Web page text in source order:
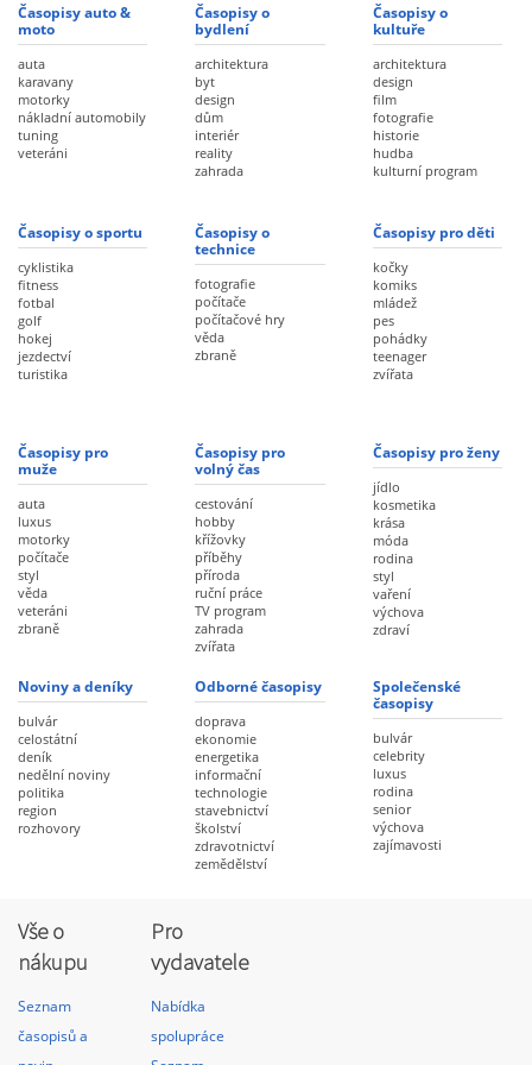
Časopisy auto &
moto
auta
karavany
motorky
nákladní automobily
tuning
veteráni
Časopisy o
bydlení
architektura
byt
design
dům
interiér
reality
zahrada
Časopisy o
kultuře
architektura
design
film
fotografie
historie
hudba
kulturní program
Časopisy o sportu
cyklistika
fitness
fotbal
golf
hokej
jezdectví
turistika
Časopisy o
technice
fotografie
počítače
počítačové hry
věda
zbraně
Časopisy pro děti
kočky
komiks
mládež
pes
pohádky
teenager
zvířata
Časopisy pro
muže
auta
luxus
motorky
počítače
styl
věda
veteráni
zbraně
Časopisy pro
volný čas
cestování
hobby
křížovky
příběhy
příroda
ruční práce
TV program
zahrada
zvířata
Časopisy pro ženy
jídlo
kosmetika
krása
móda
rodina
styl
vaření
výchova
zdraví
Noviny a deníky
bulvár
celostátní
deník
nedělní noviny
politika
region
rozhovory
Odborné časopisy
doprava
ekonomie
energetika
informační
technologie
stavebnictví
školství
zdravotnictví
zemědělství
Společenské
časopisy
bulvár
celebrity
luxus
rodina
senior
výchova
zajímavosti
Vše o
nákupu
Seznam
časopisů a
Pro
vydavatele
Nabídka
spolupráce